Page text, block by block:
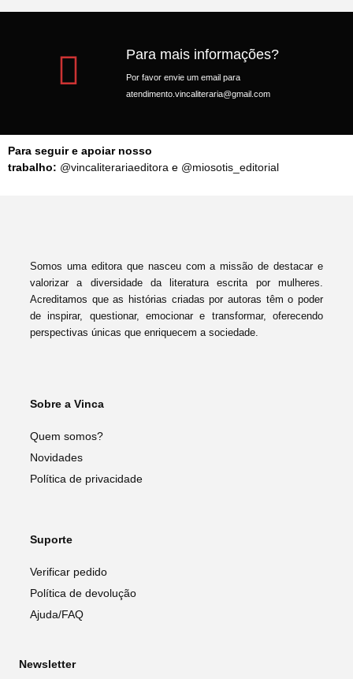
Para mais informações?
Por favor envie um email para
atendimento.vincaliteraria@gmail.com
Para seguir e apoiar nosso
trabalho: @vincaliterariaeditora e @miosotis_editorial
Somos uma editora que nasceu com a missão de destacar e
valorizar a diversidade da literatura escrita por mulheres.
Acreditamos que as histórias criadas por autoras têm o poder
de inspirar, questionar, emocionar e transformar, oferecendo
perspectivas únicas que enriquecem a sociedade.
Sobre a Vinca
Quem somos?
Novidades
Política de privacidade
Suporte
Verificar pedido
Política de devolução
Ajuda/FAQ
Newsletter